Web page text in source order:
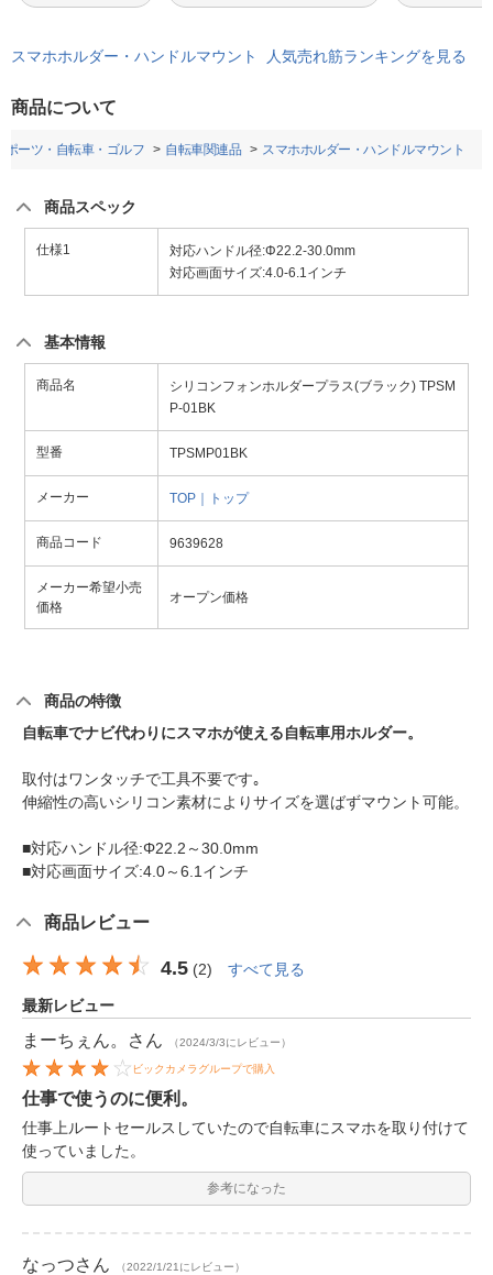
スマホホルダー・ハンドルマウント 人気売れ筋ランキングを見る
商品について
ポーツ・自転車・ゴルフ 自転車関連品 スマホホルダー・ハンドルマウント
商品スペック
仕様1
対応ハンドル径:Φ22.2-30.0mm
対応画面サイズ:4.0-6.1インチ
基本情報
商品名
シリコンフォンホルダープラス(ブラック) TPSM
P-01BK
型番 TPSMP01BK
メーカー TOP｜トップ
商品コード 9639628
メーカー希望小売
価格
オープン価格
商品の特徴
自転車でナビ代わりにスマホが使える自転車用ホルダー。
取付はワンタッチで工具不要です｡
伸縮性の高いシリコン素材によりサイズを選ばずマウント可能。
■対応ハンドル径:Φ22.2～30.0mm
■対応画面サイズ:4.0～6.1インチ
商品レビュー
4.5 (2) すべて見る
最新レビュー
まーちぇん。 さん （2024/3/3にレビュー）
ビックカメラグループで購入
仕事で使うのに便利。
仕事上ルートセールスしていたので自転車にスマホを取り付けて
使っていました。
参考になった
なっつさん （2022/1/21にレビュー）